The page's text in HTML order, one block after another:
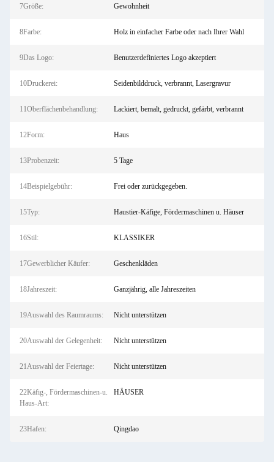
7Größe: Gewohnheit
8Farbe: Holz in einfacher Farbe oder nach Ihrer Wahl
9Das Logo: Benutzerdefiniertes Logo akzeptiert
10Druckerei: Seidenbilddruck, verbrannt, Lasergravur
11Oberflächenbehandlung: Lackiert, bemalt, gedruckt, gefärbt, verbrannt
12Form: Haus
13Probenzeit: 5 Tage
14Beispielgebühr: Frei oder zurückgegeben.
15Typ: Haustier-Käfige, Fördermaschinen u. Häuser
16Stil: KLASSIKER
17Gewerblicher Käufer: Geschenkläden
18Jahreszeit: Ganzjährig, alle Jahreszeiten
19Auswahl des Raumraums: Nicht unterstützen
20Auswahl der Gelegenheit: Nicht unterstützen
21Auswahl der Feiertage: Nicht unterstützen
22Käfig-, Fördermaschinen-u.
Haus-Art:
HÄUSER
23Hafen: Qingdao